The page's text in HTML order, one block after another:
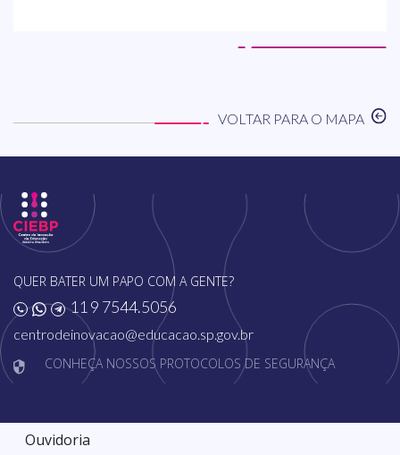
VOLTAR PARA O MAPA
QUER BATER UM PAPO COM A GENTE?
11 9 7544.5056
centrodeinovacao@educacao.sp.gov.br
CONHEÇA NOSSOS PROTOCOLOS DE SEGURANÇA
Ouvidoria